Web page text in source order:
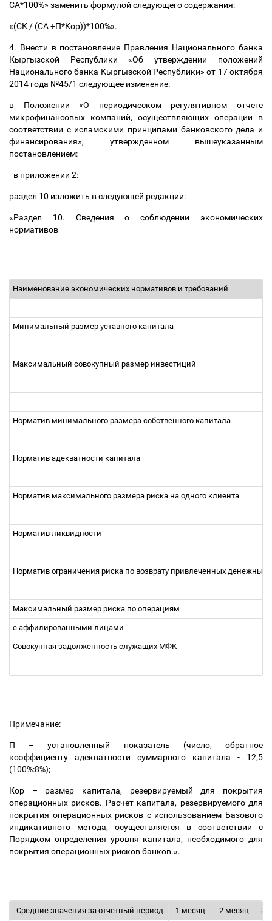
СА*100%» заменить формулой следующего содержания:
«(СК / (СА +П*Кор))*100%».
4. Внести в постановление Правления Национального банка
Кыргызской Республики «Об утверждении положений
Национального банка Кыргызской Республики» от 17 октября
2014 года №45/1 следующее изменение:
в Положении «О периодическом регулятивном отчете
микрофинансовых компаний, осуществляющих операции в
соответствии с исламскими принципами банковского дела и
финансирования», утвержденном вышеуказанным
постановлением:
- в приложении 2:
раздел 10 изложить в следующей редакции:
«Раздел 10. Сведения о соблюдении экономических
нормативов
Наименование экономических нормативов и требований
Минимальный размер уставного капитала
Максимальный совокупный размер инвестиций
Норматив минимального размера собственного капитала
Норматив адекватности капитала
Норматив максимального размера риска на одного клиента
Норматив ликвидности
Норматив ограничения риска по возврату привлеченных денежных
Максимальный размер риска по операциям
с аффилированными лицами
Совокупная задолженность служащих МФК
Примечание:
П – установленный показатель (число, обратное
коэффициенту адекватности суммарного капитала - 12,5
(100%:8%);
Кор – размер капитала, резервируемый для покрытия
операционных рисков. Расчет капитала, резервируемого для
покрытия операционных рисков с использованием Базового
индикативного метода, осуществляется в соответствии с
Порядком определения уровня капитала, необходимого для
покрытия операционных рисков банков.».
Средние значения за отчетный период 1 месяц 2 месяц 3